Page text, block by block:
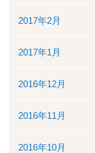
2017年2月
2017年1月
2016年12月
2016年11月
2016年10月